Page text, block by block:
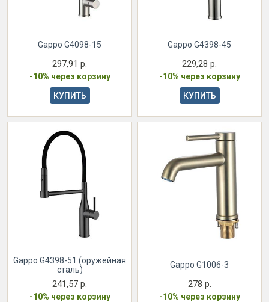
Gappo G4098-15
297,91 р.
-10% через корзину
КУПИТЬ
Gappo G4398-45
229,28 р.
-10% через корзину
КУПИТЬ
Gappo G4398-51 (оружейная
сталь)
241,57 р.
-10% через корзину
Gappo G1006-3
278 р.
-10% через корзину